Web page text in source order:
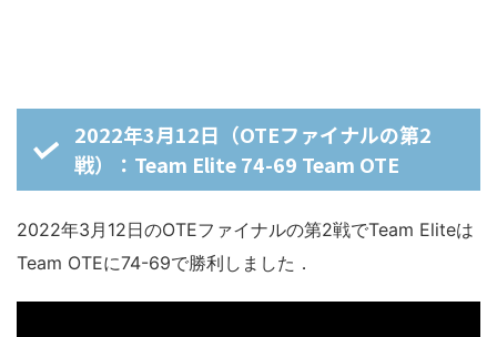
2022年3月12日（OTEファイナルの第2
戦）：Team Elite 74-69 Team OTE
2022年3月12日のOTEファイナルの第2戦でTeam Eliteは
Team OTEに74-69で勝利しました．